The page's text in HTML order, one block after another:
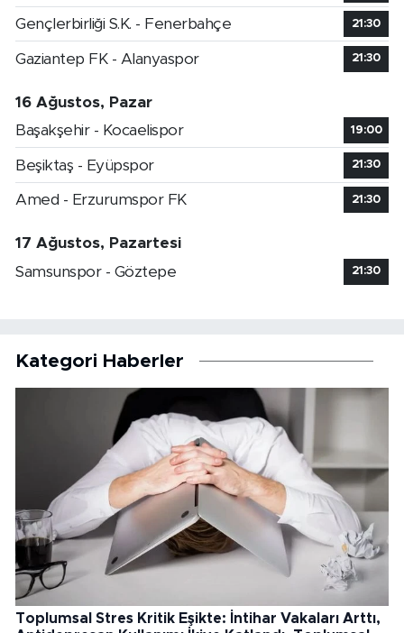
Gençlerbirliği S.K. - Fenerbahçe 21:30
Gaziantep FK - Alanyaspor 21:30
16 Ağustos, Pazar
Başakşehir - Kocaelispor
19:00
Beşiktaş - Eyüpspor 21:30
Amed - Erzurumspor FK 21:30
17 Ağustos, Pazartesi
Samsunspor - Göztepe
21:30
Kategori Haberler
Toplumsal Stres Kritik Eşikte: İntihar Vakaları Arttı,